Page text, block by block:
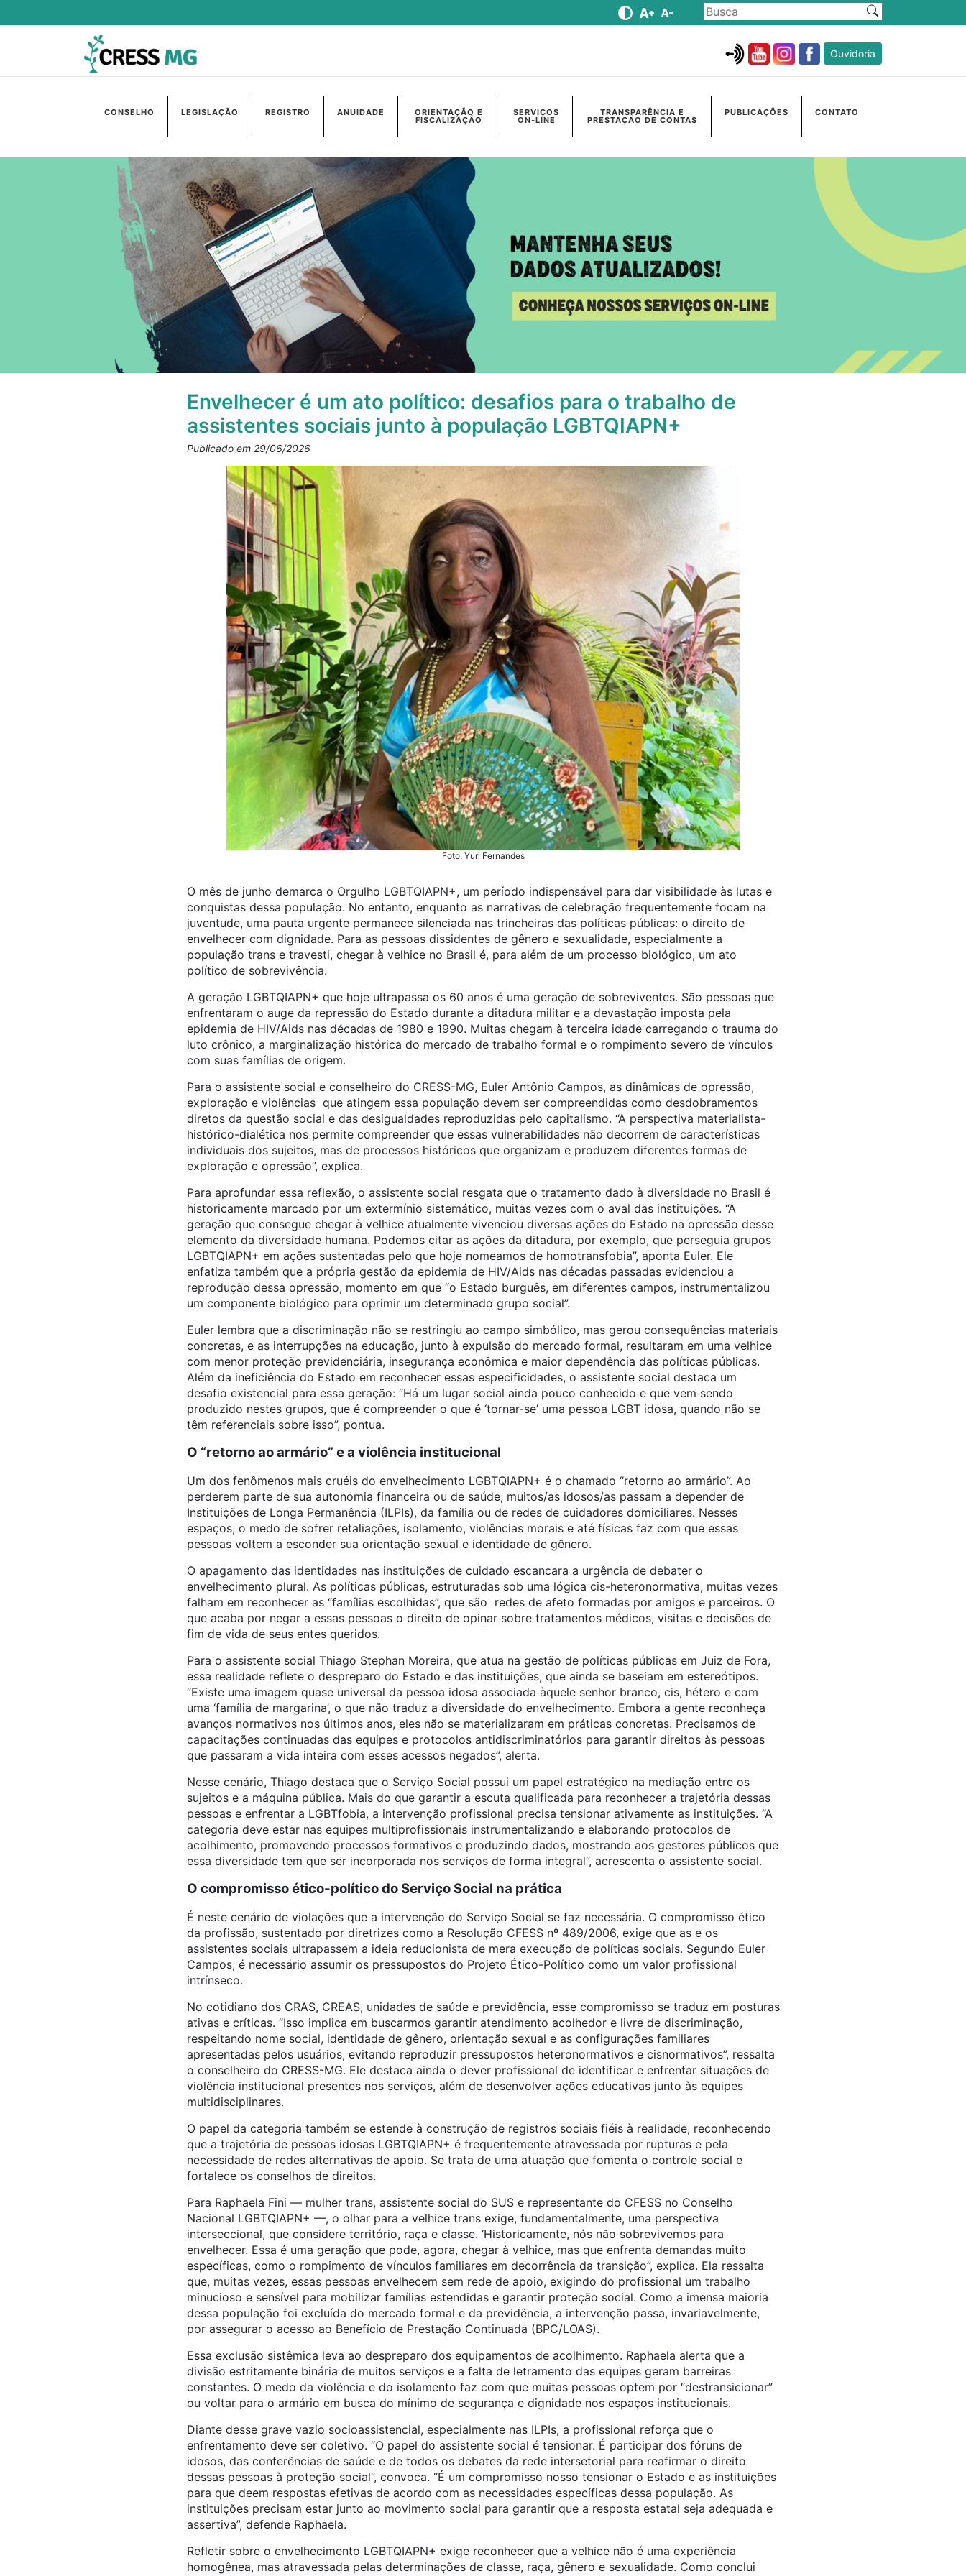
Ouvidoria
CONSELHO LEGISLAÇÃO REGISTRO ANUIDADE ORIENTAÇÃO E
FISCALIZAÇÃO
SERVIÇOS
ON-LINE
TRANSPARÊNCIA E
PRESTAÇÃO DE CONTAS
PUBLICAÇÕES CONTATO
Envelhecer é um ato político: desafios para o trabalho de
assistentes sociais junto à população LGBTQIAPN+
Publicado em 29/06/2026
Foto: Yuri Fernandes
O mês de junho demarca o Orgulho LGBTQIAPN+, um período indispensável para dar visibilidade às lutas e
conquistas dessa população. No entanto, enquanto as narrativas de celebração frequentemente focam na
juventude, uma pauta urgente permanece silenciada nas trincheiras das políticas públicas: o direito de
envelhecer com dignidade. Para as pessoas dissidentes de gênero e sexualidade, especialmente a
população trans e travesti, chegar à velhice no Brasil é, para além de um processo biológico, um ato
político de sobrevivência.
A geração LGBTQIAPN+ que hoje ultrapassa os 60 anos é uma geração de sobreviventes. São pessoas que
enfrentaram o auge da repressão do Estado durante a ditadura militar e a devastação imposta pela
epidemia de HIV/Aids nas décadas de 1980 e 1990. Muitas chegam à terceira idade carregando o trauma do
luto crônico, a marginalização histórica do mercado de trabalho formal e o rompimento severo de vínculos
com suas famílias de origem.
Para o assistente social e conselheiro do CRESS-MG, Euler Antônio Campos, as dinâmicas de opressão,
exploração e violências que atingem essa população devem ser compreendidas como desdobramentos
diretos da questão social e das desigualdades reproduzidas pelo capitalismo. “A perspectiva materialista-
histórico-dialética nos permite compreender que essas vulnerabilidades não decorrem de características
individuais dos sujeitos, mas de processos históricos que organizam e produzem diferentes formas de
exploração e opressão”, explica.
Para aprofundar essa reflexão, o assistente social resgata que o tratamento dado à diversidade no Brasil é
historicamente marcado por um extermínio sistemático, muitas vezes com o aval das instituições. “A
geração que consegue chegar à velhice atualmente vivenciou diversas ações do Estado na opressão desse
elemento da diversidade humana. Podemos citar as ações da ditadura, por exemplo, que perseguia grupos
LGBTQIAPN+ em ações sustentadas pelo que hoje nomeamos de homotransfobia”, aponta Euler. Ele
enfatiza também que a própria gestão da epidemia de HIV/Aids nas décadas passadas evidenciou a
reprodução dessa opressão, momento em que “o Estado burguês, em diferentes campos, instrumentalizou
um componente biológico para oprimir um determinado grupo social”.
Euler lembra que a discriminação não se restringiu ao campo simbólico, mas gerou consequências materiais
concretas, e as interrupções na educação, junto à expulsão do mercado formal, resultaram em uma velhice
com menor proteção previdenciária, insegurança econômica e maior dependência das políticas públicas.
Além da ineficiência do Estado em reconhecer essas especificidades, o assistente social destaca um
desafio existencial para essa geração: “Há um lugar social ainda pouco conhecido e que vem sendo
produzido nestes grupos, que é compreender o que é ‘tornar-se’ uma pessoa LGBT idosa, quando não se
têm referenciais sobre isso”, pontua.
O “retorno ao armário” e a violência institucional
Um dos fenômenos mais cruéis do envelhecimento LGBTQIAPN+ é o chamado “retorno ao armário”. Ao
perderem parte de sua autonomia financeira ou de saúde, muitos/as idosos/as passam a depender de
Instituições de Longa Permanência (ILPIs), da família ou de redes de cuidadores domiciliares. Nesses
espaços, o medo de sofrer retaliações, isolamento, violências morais e até físicas faz com que essas
pessoas voltem a esconder sua orientação sexual e identidade de gênero.
O apagamento das identidades nas instituições de cuidado escancara a urgência de debater o
envelhecimento plural. As políticas públicas, estruturadas sob uma lógica cis-heteronormativa, muitas vezes
falham em reconhecer as “famílias escolhidas”, que são redes de afeto formadas por amigos e parceiros. O
que acaba por negar a essas pessoas o direito de opinar sobre tratamentos médicos, visitas e decisões de
fim de vida de seus entes queridos.
Para o assistente social Thiago Stephan Moreira, que atua na gestão de políticas públicas em Juiz de Fora,
essa realidade reflete o despreparo do Estado e das instituições, que ainda se baseiam em estereótipos.
“Existe uma imagem quase universal da pessoa idosa associada àquele senhor branco, cis, hétero e com
uma ‘família de margarina’, o que não traduz a diversidade do envelhecimento. Embora a gente reconheça
avanços normativos nos últimos anos, eles não se materializaram em práticas concretas. Precisamos de
capacitações continuadas das equipes e protocolos antidiscriminatórios para garantir direitos às pessoas
que passaram a vida inteira com esses acessos negados”, alerta.
Nesse cenário, Thiago destaca que o Serviço Social possui um papel estratégico na mediação entre os
sujeitos e a máquina pública. Mais do que garantir a escuta qualificada para reconhecer a trajetória dessas
pessoas e enfrentar a LGBTfobia, a intervenção profissional precisa tensionar ativamente as instituições. “A
categoria deve estar nas equipes multiprofissionais instrumentalizando e elaborando protocolos de
acolhimento, promovendo processos formativos e produzindo dados, mostrando aos gestores públicos que
essa diversidade tem que ser incorporada nos serviços de forma integral”, acrescenta o assistente social.
O compromisso ético-político do Serviço Social na prática
É neste cenário de violações que a intervenção do Serviço Social se faz necessária. O compromisso ético
da profissão, sustentado por diretrizes como a Resolução CFESS nº 489/2006, exige que as e os
assistentes sociais ultrapassem a ideia reducionista de mera execução de políticas sociais. Segundo Euler
Campos, é necessário assumir os pressupostos do Projeto Ético-Político como um valor profissional
intrínseco.
No cotidiano dos CRAS, CREAS, unidades de saúde e previdência, esse compromisso se traduz em posturas
ativas e críticas. “Isso implica em buscarmos garantir atendimento acolhedor e livre de discriminação,
respeitando nome social, identidade de gênero, orientação sexual e as configurações familiares
apresentadas pelos usuários, evitando reproduzir pressupostos heteronormativos e cisnormativos”, ressalta
o conselheiro do CRESS-MG. Ele destaca ainda o dever profissional de identificar e enfrentar situações de
violência institucional presentes nos serviços, além de desenvolver ações educativas junto às equipes
multidisciplinares.
O papel da categoria também se estende à construção de registros sociais fiéis à realidade, reconhecendo
que a trajetória de pessoas idosas LGBTQIAPN+ é frequentemente atravessada por rupturas e pela
necessidade de redes alternativas de apoio. Se trata de uma atuação que fomenta o controle social e
fortalece os conselhos de direitos.
Para Raphaela Fini — mulher trans, assistente social do SUS e representante do CFESS no Conselho
Nacional LGBTQIAPN+ —, o olhar para a velhice trans exige, fundamentalmente, uma perspectiva
interseccional, que considere território, raça e classe. ‘Historicamente, nós não sobrevivemos para
envelhecer. Essa é uma geração que pode, agora, chegar à velhice, mas que enfrenta demandas muito
específicas, como o rompimento de vínculos familiares em decorrência da transição”, explica. Ela ressalta
que, muitas vezes, essas pessoas envelhecem sem rede de apoio, exigindo do profissional um trabalho
minucioso e sensível para mobilizar famílias estendidas e garantir proteção social. Como a imensa maioria
dessa população foi excluída do mercado formal e da previdência, a intervenção passa, invariavelmente,
por assegurar o acesso ao Benefício de Prestação Continuada (BPC/LOAS).
Essa exclusão sistêmica leva ao despreparo dos equipamentos de acolhimento. Raphaela alerta que a
divisão estritamente binária de muitos serviços e a falta de letramento das equipes geram barreiras
constantes. O medo da violência e do isolamento faz com que muitas pessoas optem por “destransicionar”
ou voltar para o armário em busca do mínimo de segurança e dignidade nos espaços institucionais.
Diante desse grave vazio socioassistencial, especialmente nas ILPIs, a profissional reforça que o
enfrentamento deve ser coletivo. “O papel do assistente social é tensionar. É participar dos fóruns de
idosos, das conferências de saúde e de todos os debates da rede intersetorial para reafirmar o direito
dessas pessoas à proteção social”, convoca. “É um compromisso nosso tensionar o Estado e as instituições
para que deem respostas efetivas de acordo com as necessidades específicas dessa população. As
instituições precisam estar junto ao movimento social para garantir que a resposta estatal seja adequada e
assertiva”, defende Raphaela.
Refletir sobre o envelhecimento LGBTQIAPN+ exige reconhecer que a velhice não é uma experiência
homogênea, mas atravessada pelas determinações de classe, raça, gênero e sexualidade. Como conclui